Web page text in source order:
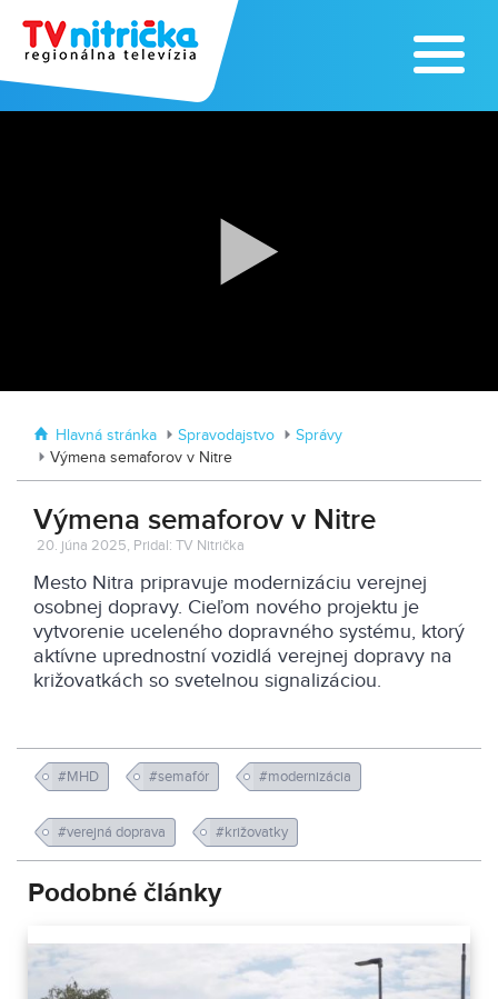
Zoo v Lužiankach
Hlavná stránka Spravodajstvo
Správy
Výmena semaforov v Nitre
Výmena semaforov v Nitre
20. júna 2025, Pridal: TV Nitrička
Mesto Nitra pripravuje modernizáciu verejnej
osobnej dopravy. Cieľom nového projektu je
vytvorenie uceleného dopravného systému, ktorý
aktívne uprednostní vozidlá verejnej dopravy na
križovatkách so svetelnou signalizáciou.
#MHD #semafór #modernizácia
#verejná doprava #križovatky
Podobné články